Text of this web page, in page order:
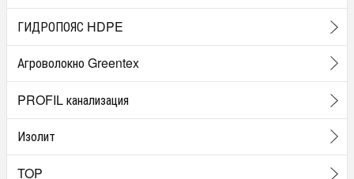
ГИДРОПОЯС HDPE
Агроволокно Greentex
PROFIL канализация
Изолит
TOP